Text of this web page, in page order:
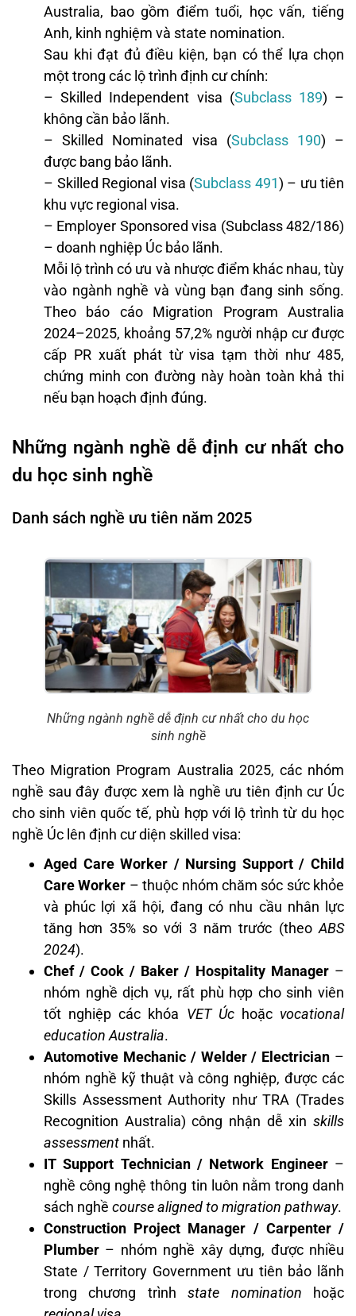
Australia, bao gồm điểm tuổi, học vấn, tiếng
Anh, kinh nghiệm và state nomination.
Sau khi đạt đủ điều kiện, bạn có thể lựa chọn
một trong các lộ trình định cư chính:
– Skilled Independent visa (Subclass 189) –
không cần bảo lãnh.
– Skilled Nominated visa (Subclass 190) –
được bang bảo lãnh.
– Skilled Regional visa (Subclass 491) – ưu tiên
khu vực regional visa.
– Employer Sponsored visa (Subclass 482/186)
– doanh nghiệp Úc bảo lãnh.
Mỗi lộ trình có ưu và nhược điểm khác nhau, tùy
vào ngành nghề và vùng bạn đang sinh sống.
Theo báo cáo Migration Program Australia
2024–2025, khoảng 57,2% người nhập cư được
cấp PR xuất phát từ visa tạm thời như 485,
chứng minh con đường này hoàn toàn khả thi
nếu bạn hoạch định đúng.
Những ngành nghề dễ định cư nhất cho
du học sinh nghề
Danh sách nghề ưu tiên năm 2025
Những ngành nghề dễ định cư nhất cho du học
sinh nghề
Theo Migration Program Australia 2025, các nhóm
nghề sau đây được xem là nghề ưu tiên định cư Úc
cho sinh viên quốc tế, phù hợp với lộ trình từ du học
nghề Úc lên định cư diện skilled visa:
Aged Care Worker / Nursing Support / Child
Care Worker – thuộc nhóm chăm sóc sức khỏe
và phúc lợi xã hội, đang có nhu cầu nhân lực
tăng hơn 35% so với 3 năm trước (theo ABS
2024).
Chef / Cook / Baker / Hospitality Manager –
nhóm nghề dịch vụ, rất phù hợp cho sinh viên
tốt nghiệp các khóa VET Úchoặc vocational
education Australia.
Automotive Mechanic / Welder / Electrician –
nhóm nghề kỹ thuật và công nghiệp, được các
Skills Assessment Authority như TRA (Trades
Recognition Australia) công nhận dễ xin skills
assessment nhất.
IT Support Technician / Network Engineer–
nghề công nghệ thông tin luôn nằm trong danh
sách nghề course aligned to migration pathway.
Construction Project Manager / Carpenter /
Plumber – nhóm nghề xây dựng, được nhiều
State / Territory Government ưu tiên bảo lãnh
trong chương trìnhstate nomination hoặc